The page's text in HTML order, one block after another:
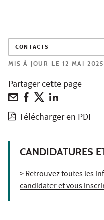
CONTACTS
MIS À JOUR LE 12 MAI 2025
Partager cette page
Télécharger en PDF
CANDIDATURES
> Retrouvez toutes les
candidater et vous